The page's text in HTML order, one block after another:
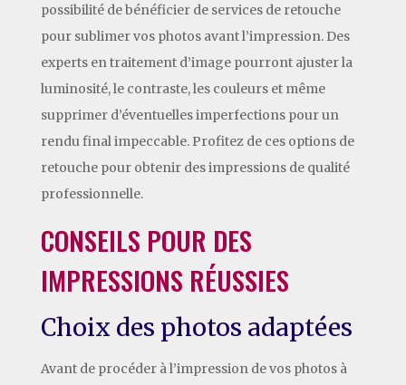
possibilité de bénéficier de services de retouche
pour sublimer vos photos avant l’impression. Des
experts en traitement d’image pourront ajuster la
luminosité, le contraste, les couleurs et même
supprimer d’éventuelles imperfections pour un
rendu final impeccable. Profitez de ces options de
retouche pour obtenir des impressions de qualité
professionnelle.
CONSEILS POUR DES
IMPRESSIONS RÉUSSIES
Choix des photos adaptées
Avant de procéder à l’impression de vos photos à